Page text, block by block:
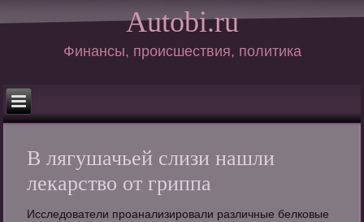
Autobi.ru
Финансы, происшествия, политика
В лягушачьей слизи нашли
лекарство от гриппа
Исследователи проанализировали различные белковые